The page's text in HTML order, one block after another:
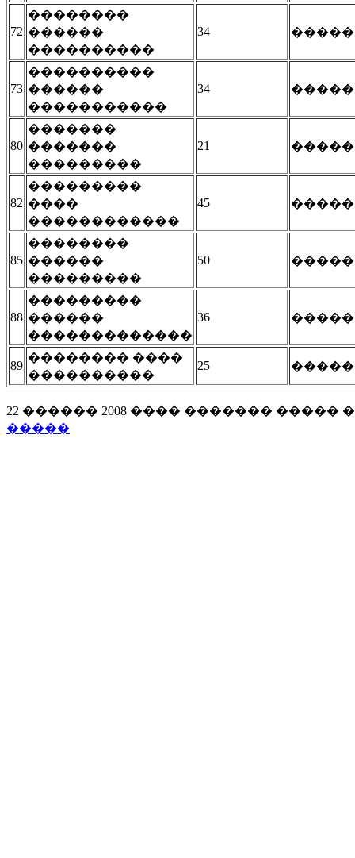
72
��������
������
����������
34
73
����������
������
�����������
34
80
�������
�������
���������
21
82
���������
����
������������
45
85
��������
������
���������
50
88
���������
������
�������������
36
89
�������� ����
����������
25
22 ������ 2008 ���� �������
�����